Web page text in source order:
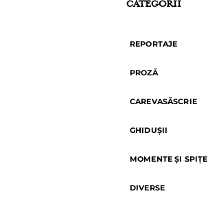
CATEGORII
REPORTAJE
PROZĂ
CAREVASĂSCRIE
GHIDUȘII
MOMENTE ȘI SPIȚE
DIVERSE